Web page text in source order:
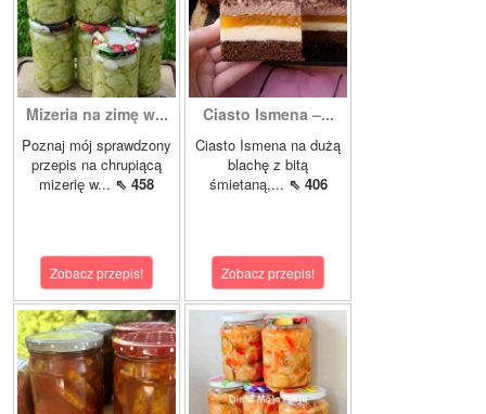
Mizeria na zimę w...
Poznaj mój sprawdzony
przepis na chrupiącą
mizerię w... ⇖ 458
Zobacz przepis!
Ciasto Ismena –...
Ciasto Ismena na dużą
blachę z bitą
śmietaną,... ⇖ 406
Zobacz przepis!